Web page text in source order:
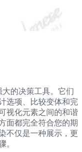
的决策工具。它们
选项、比较变体和完
视化元素之间的和谐
面都完全符合您的期
不仅是一种展示，更
。